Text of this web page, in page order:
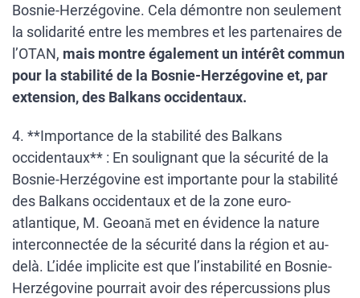
Bosnie-Herzégovine. Cela démontre non seulement
la solidarité entre les membres et les partenaires de
l’OTAN, mais montre également un intérêt commun
pour la stabilité de la Bosnie-Herzégovine et, par
extension, des Balkans occidentaux.
4. **Importance de la stabilité des Balkans
occidentaux** : En soulignant que la sécurité de la
Bosnie-Herzégovine est importante pour la stabilité
des Balkans occidentaux et de la zone euro-
atlantique, M. Geoană met en évidence la nature
interconnectée de la sécurité dans la région et au-
delà. L’idée implicite est que l’instabilité en Bosnie-
Herzégovine pourrait avoir des répercussions plus